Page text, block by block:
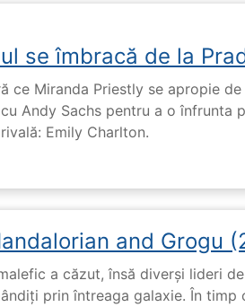
se îmbracă de la
ce Miranda Priestly se apropie
Andy Sachs pentru a o înfrunta
Emily Charlton.
and Grogu
a căzut, însă diverși lideri
prin întreaga galaxie. În timp